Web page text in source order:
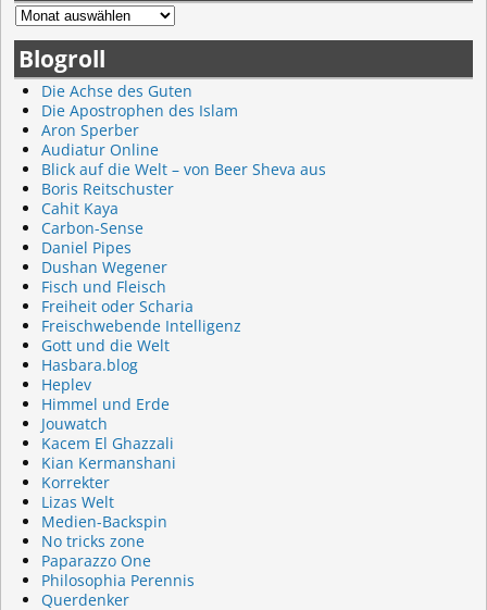
Blogroll
Die Achse des Guten
Die Apostrophen des Islam
Aron Sperber
Audiatur Online
Blick auf die Welt – von Beer Sheva aus
Boris Reitschuster
Cahit Kaya
Carbon-Sense
Daniel Pipes
Dushan Wegener
Fisch und Fleisch
Freiheit oder Scharia
Freischwebende Intelligenz
Gott und die Welt
Hasbara.blog
Heplev
Himmel und Erde
Jouwatch
Kacem El Ghazzali
Kian Kermanshani
Korrekter
Lizas Welt
Medien-Backspin
No tricks zone
Paparazzo One
Philosophia Perennis
Querdenker